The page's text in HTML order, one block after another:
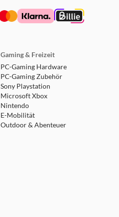
Gaming & Freizeit
PC-Gaming Hardware
PC-Gaming Zubehör
Sony Playstation
Microsoft Xbox
Nintendo
E-Mobilität
Outdoor & Abenteuer